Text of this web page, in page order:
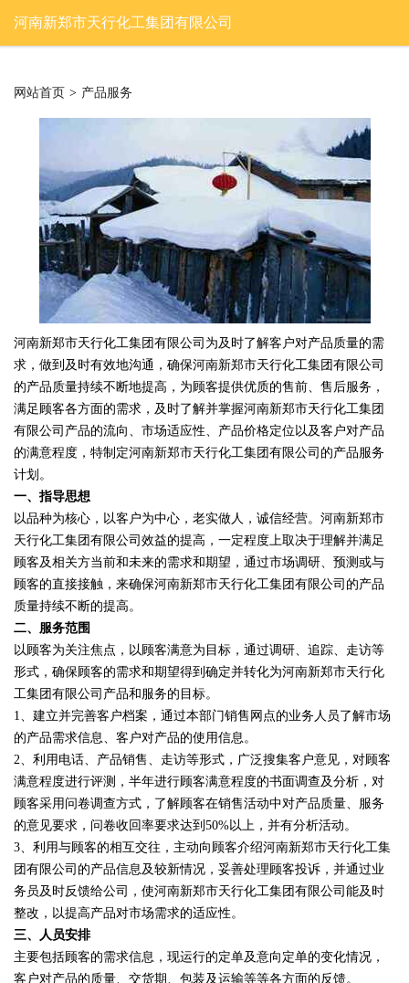
河南新郑市天行化工集团有限公司
网站首页 > 产品服务
河南新郑市天行化工集团有限公司为及时了解客户对产品质量的需
求，做到及时有效地沟通，确保河南新郑市天行化工集团有限公司
的产品质量持续不断地提高，为顾客提供优质的售前、售后服务，
满足顾客各方面的需求，及时了解并掌握河南新郑市天行化工集团
有限公司产品的流向、市场适应性、产品价格定位以及客户对产品
的满意程度，特制定河南新郑市天行化工集团有限公司的产品服务
计划。
一、指导思想
以品种为核心，以客户为中心，老实做人，诚信经营。河南新郑市
天行化工集团有限公司效益的提高，一定程度上取决于理解并满足
顾客及相关方当前和未来的需求和期望，通过市场调研、预测或与
顾客的直接接触，来确保河南新郑市天行化工集团有限公司的产品
质量持续不断的提高。
二、服务范围
以顾客为关注焦点，以顾客满意为目标，通过调研、追踪、走访等
形式，确保顾客的需求和期望得到确定并转化为河南新郑市天行化
工集团有限公司产品和服务的目标。
1、建立并完善客户档案，通过本部门销售网点的业务人员了解市场
的产品需求信息、客户对产品的使用信息。
2、利用电话、产品销售、走访等形式，广泛搜集客户意见，对顾客
满意程度进行评测，半年进行顾客满意程度的书面调查及分析，对
顾客采用问卷调查方式，了解顾客在销售活动中对产品质量、服务
的意见要求，问卷收回率要求达到50%以上，并有分析活动。
3、利用与顾客的相互交往，主动向顾客介绍河南新郑市天行化工集
团有限公司的产品信息及较新情况，妥善处理顾客投诉，并通过业
务员及时反馈给公司，使河南新郑市天行化工集团有限公司能及时
整改，以提高产品对市场需求的适应性。
三、人员安排
主要包括顾客的需求信息，现运行的定单及意向定单的变化情况，
客户对产品的质量、交货期、包装及运输等等各方面的反馈。